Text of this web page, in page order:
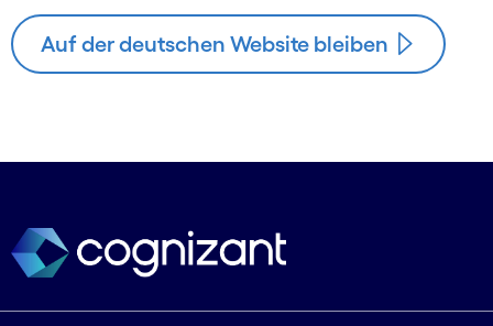
Auf der deutschen Website bleiben